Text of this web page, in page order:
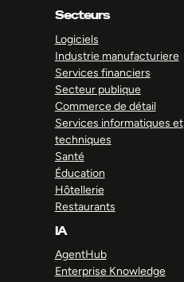
Secteurs
Logiciels
Industrie manufacturiere
Services financiers
Secteur publique
Commerce de détail
Services informatiques et
techniques
Santé
Éducation
Hôtellerie
Restaurants
IA
AgentHub
Enterprise Knowledge